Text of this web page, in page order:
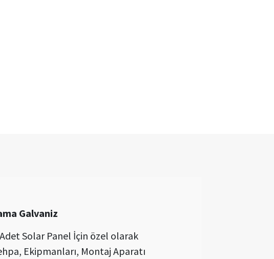
Galvaniz
Solar Panel İçin özel olarak
Ekipmanları, Montaj Aparatı